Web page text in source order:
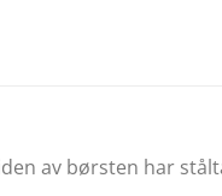
av børsten har